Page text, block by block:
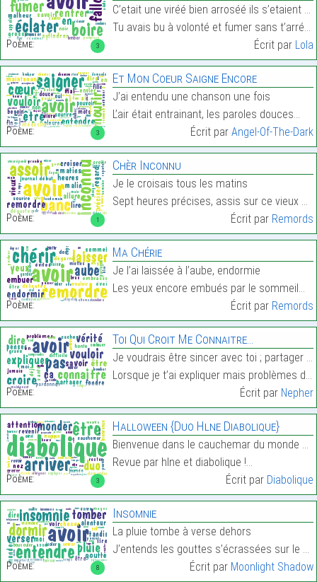
3
Poème:
C’etait une viréé bien arroséé ils s’etaient tous
Tu avais bu à volonté et fumer sans t’arréter.…
Écrit par Lola
3
Poème:
Et Mon Coeur Saigne Encore
J’ai entendu une chanson une fois
L’air était entrainant, les paroles douces…
Écrit par Angel-Of-The-Dark
1
Poème:
Chèr Inconnu
Je le croisais tous les matins
Sept heures précises, assis sur ce vieux banc…
Écrit par Remords
Poème:
Ma Chérie
Je l’ai laissée à l’aube, endormie
Les yeux encore embués par le sommeil…
Écrit par Remords
Poème:
Toi Qui Croit Me Connaitre…
Je voudrais être sincer avec toi ; partager le fon
Lorsque je t’ai expliquer mais problèmes de santé,…
Écrit par Nepher
3
Poème:
Halloween {Duo Hlne Diabolique}
Bienvenue dans le cauchemar du monde magique d’hal
Revue par hlne et diabolique !…
Écrit par Diabolique
8
Poème:
Insomnie
La pluie tombe à verse dehors
J’entends les gouttes s’écrassées sur le sol…
Écrit par Moonlight Shadow